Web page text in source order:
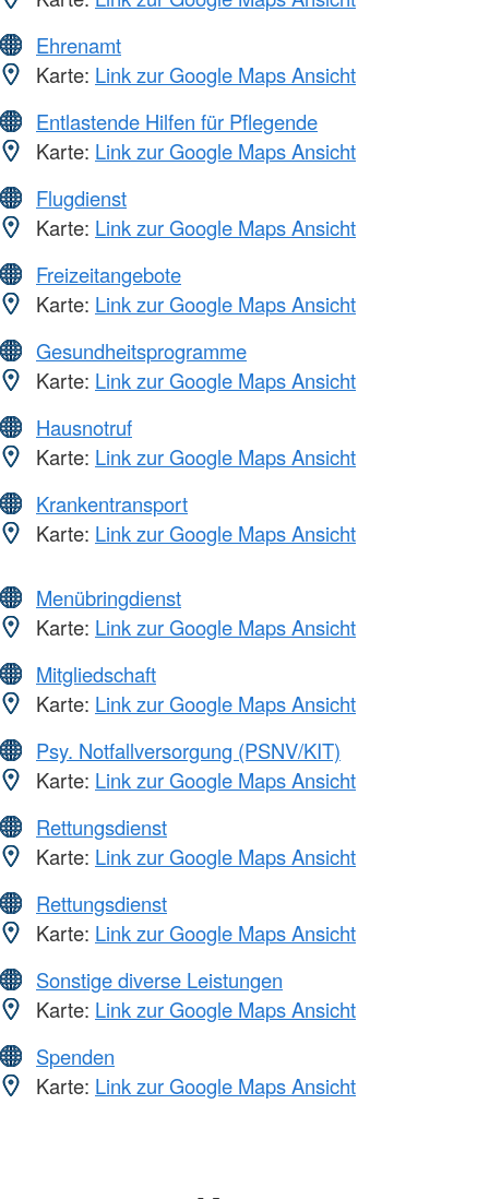
Ehrenamt
Karte: Link zur Google Maps Ansicht
Entlastende Hilfen für Pflegende
Karte: Link zur Google Maps Ansicht
Flugdienst
Karte: Link zur Google Maps Ansicht
Freizeitangebote
Karte: Link zur Google Maps Ansicht
Gesundheitsprogramme
Karte: Link zur Google Maps Ansicht
Hausnotruf
Karte: Link zur Google Maps Ansicht
Krankentransport
Karte: Link zur Google Maps Ansicht
Menübringdienst
Karte: Link zur Google Maps Ansicht
Mitgliedschaft
Karte: Link zur Google Maps Ansicht
Psy. Notfallversorgung (PSNV/KIT)
Karte: Link zur Google Maps Ansicht
Rettungsdienst
Karte: Link zur Google Maps Ansicht
Rettungsdienst
Karte: Link zur Google Maps Ansicht
Sonstige diverse Leistungen
Karte: Link zur Google Maps Ansicht
Spenden
Karte: Link zur Google Maps Ansicht